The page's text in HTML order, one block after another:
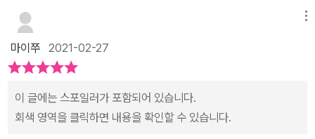
험을 한 사람이 둘 뿐이 아님을 알게 된다. 할머니로부터 오늘의 혜지
에 이르기까지 이어달리기가 계속되고 있지만, 할머니의 삶을 알게
된 혜지는 그저 두려움에 떨지만은 않는다. 자신이 결코 혼자가 아님
을 알게 되었기 때문이다. 어쩌면 스스로 알아채지 못한 채 이어달리
은 질문을 던진다. ‘나 또한 누군가의 기대나 사회적인 시선에 어긋나
지 않기 위해 스스로를 억누르고 속이고 있는 것은 아닐까? 나도 모
마이쭈 2021-02-27
이 글에는 스포일러가 포함되어 있습니다.
회색 영역을 클릭하면 내용을 확인할 수 있습니다.